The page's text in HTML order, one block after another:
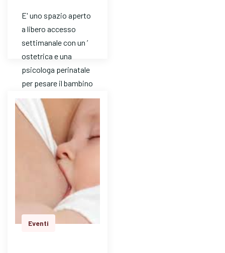
E' uno spazio aperto
a libero accesso
settimanale con un ’
ostetrica e una
psicologa perinatale
per pesare il bambino
e avere risposte a
dom…
Eventi